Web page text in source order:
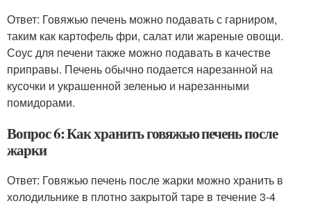
Ответ: Говяжью печень можно подавать с гарниром,
таким как картофель фри, салат или жареные овощи.
Соус для печени также можно подавать в качестве
приправы. Печень обычно подается нарезанной на
кусочки и украшенной зеленью и нарезанными
помидорами.
Вопрос 6: Как хранить говяжью печень после
жарки
Ответ: Говяжью печень после жарки можно хранить в
холодильнике в плотно закрытой таре в течение 3-4